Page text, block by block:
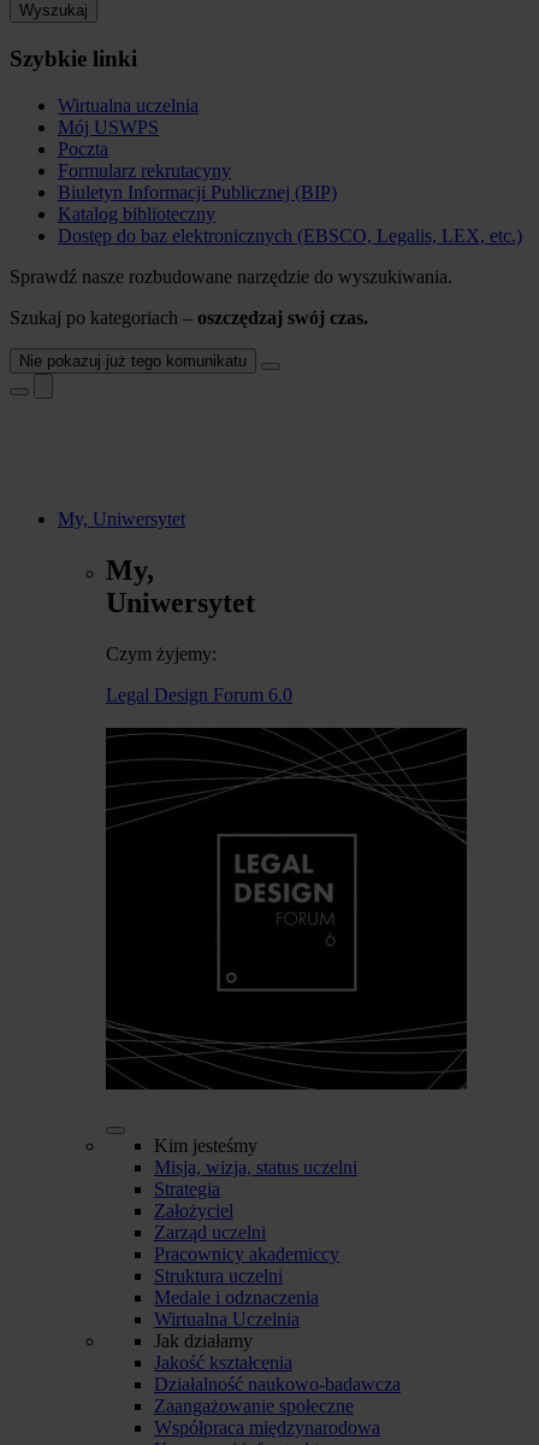
Wyszukaj
Szybkie linki
Wirtualna uczelnia
Mój USWPS
Poczta
Formularz rekrutacyny
Biuletyn Informacji Publicznej (BIP)
Katalog biblioteczny
Dostęp do baz elektronicznych (EBSCO, Legalis, LEX, etc.)
Sprawdź nasze rozbudowane narzędzie do wyszukiwania.
Szukaj po kategoriach – oszczędzaj swój czas.
Nie pokazuj już tego komunikatu
My, Uniwersytet
My,
Uniwersytet
Czym żyjemy:
Legal Design Forum 6.0
Kim jesteśmy
Misja, wizja, status uczelni
Strategia
Założyciel
Zarząd uczelni
Pracownicy akademiccy
Struktura uczelni
Medale i odznaczenia
Wirtualna Uczelnia
Jak działamy
Jakość kształcenia
Działalność naukowo-badawcza
Zaangażowanie społeczne
Współpraca międzynarodowa